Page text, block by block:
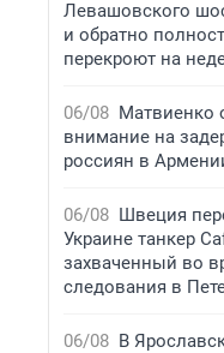
Левашовского
и обратно
перекроют на
06/08 Матвиенко
внимание на
россиян в
06/08 Швеция
Украине танкер
захваченный во
следования в
06/08 В